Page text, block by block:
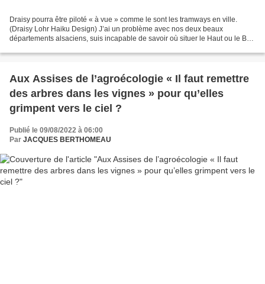
Draisy pourra être piloté « à vue » comme le sont les tramways en ville.
(Draisy Lohr Haiku Design) J’ai un problème avec nos deux beaux
départements alsaciens, suis incapable de savoir où situer le Haut ou le Bas
Aux Assises de l’agroécologie « Il faut remettre
des arbres dans les vignes » pour qu’elles
grimpent vers le ciel ?
Publié le 09/08/2022 à 06:00
Par JACQUES BERTHOMEAU